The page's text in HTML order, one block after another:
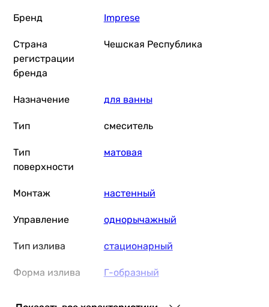
Бренд Imprese
Страна
регистрации
бренда
Чешская Республика
Назначение для ванны
Тип смеситель
Тип
поверхности
матовая
Монтаж настенный
Управление однорычажный
Тип излива стационарный
Форма излива Г-образный